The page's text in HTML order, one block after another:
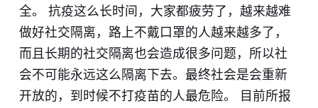
全。 抗疫这么长时间，大家都疲劳了，越来越难
做好社交隔离，路上不戴口罩的人越来越多了，
而且长期的社交隔离也会造成很多问题，所以社
会不可能永远这么隔离下去。最终社会是会重新
开放的，到时候不打疫苗的人最危险。 目前所报